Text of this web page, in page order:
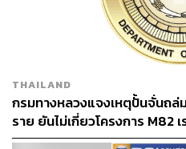
THAILAND
กรมทางหลวงแจงเหตุปั้นจั่นถล่
ราย ยันไม่เกี่ยวโครงการ M82